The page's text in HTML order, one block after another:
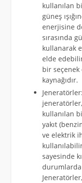
kullanılan
güneş
enerjisine
sırasında
kullanarak
elde
bir
kaynağıdır.
kullanılan
yakıt
ve elektrik
sayesinde